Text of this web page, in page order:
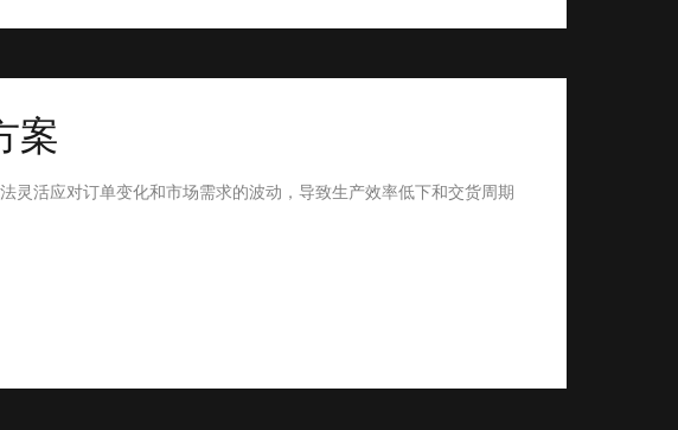
案
灵活应对订单变化和市场需求的波动，导致生产效率低下和交货周期